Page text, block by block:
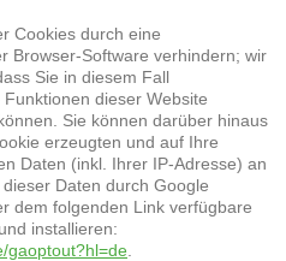
Cookies durch eine
Browser-Software verhindern; wir
Sie in diesem Fall
dieser Website
Sie können darüber hinaus
erzeugten und auf Ihre
Daten (inkl. Ihrer IP-Adresse) an
Daten durch Google
dem folgenden Link verfügbare
installieren:
gaoptout?hl=de